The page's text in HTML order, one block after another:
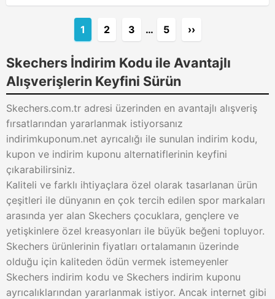
1 2 3 … 5 ››
Skechers İndirim Kodu ile Avantajlı
Alışverişlerin Keyfini Sürün
Skechers.com.tr adresi üzerinden en avantajlı alışveriş
fırsatlarından yararlanmak istiyorsanız
indirimkuponum.net ayrıcalığı ile sunulan indirim kodu,
kupon ve indirim kuponu alternatiflerinin keyfini
çıkarabilirsiniz.
Kaliteli ve farklı ihtiyaçlara özel olarak tasarlanan ürün
çeşitleri ile dünyanın en çok tercih edilen spor markaları
arasında yer alan Skechers çocuklara, gençlere ve
yetişkinlere özel kreasyonları ile büyük beğeni topluyor.
Skechers ürünlerinin fiyatları ortalamanın üzerinde
olduğu için kaliteden ödün vermek istemeyenler
Skechers indirim kodu ve Skechers indirim kuponu
ayrıcalıklarından yararlanmak istiyor. Ancak internet gibi